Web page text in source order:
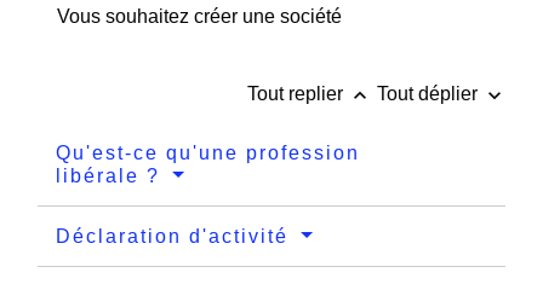
Vous souhaitez créer une société
Tout replier keyboard_arrow_up Tout déplier keyboard_arrow_down
Qu'est-ce qu'une profession
libérale ?
Déclaration d'activité